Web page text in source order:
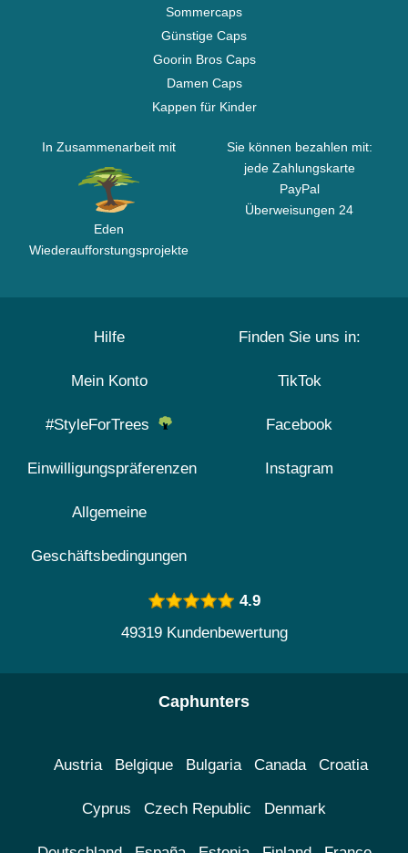
Sommercaps
Günstige Caps
Goorin Bros Caps
Damen Caps
Kappen für Kinder
In Zusammenarbeit mit
Eden
Wiederaufforstungsprojekte
Sie können bezahlen mit:
jede Zahlungskarte
PayPal
Überweisungen 24
Hilfe
Mein Konto
#StyleForTrees
Einwilligungspräferenzen
Allgemeine
Geschäftsbedingungen
Finden Sie uns in:
TikTok
Facebook
Instagram
4.9
49319 Kundenbewertung
Caphunters
Austria Belgique Bulgaria Canada Croatia
Cyprus Czech Republic Denmark